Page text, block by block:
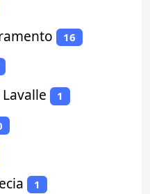
16
1
1